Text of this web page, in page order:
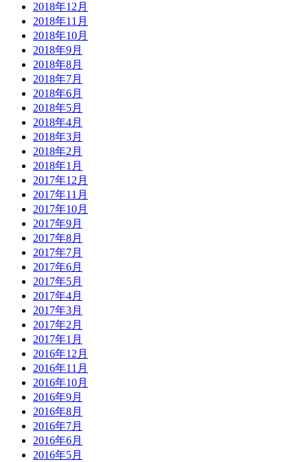
2018年12月
2018年11月
2018年10月
2018年9月
2018年8月
2018年7月
2018年6月
2018年5月
2018年4月
2018年3月
2018年2月
2018年1月
2017年12月
2017年11月
2017年10月
2017年9月
2017年8月
2017年7月
2017年6月
2017年5月
2017年4月
2017年3月
2017年2月
2017年1月
2016年12月
2016年11月
2016年10月
2016年9月
2016年8月
2016年7月
2016年6月
2016年5月